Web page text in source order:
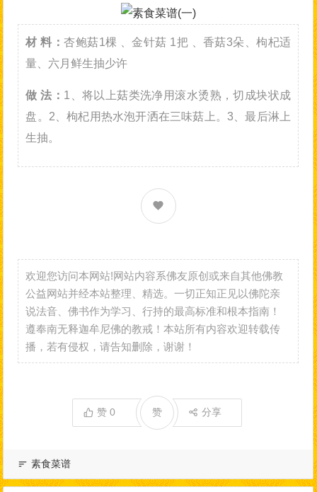
材 料：杏鲍菇1棵 、金针菇 1把 、香菇3朵、枸杞适
量、六月鲜生抽少许
做 法： 1、将以上菇类洗净用滚水烫熟，切成块状成
盘。2、枸杞用热水泡开洒在三味菇上。3、最后淋上
生抽。
欢迎您访问本网站!网站内容系佛友原创或来自其他佛教
公益网站并经本站整理、精选。一切正知正见以佛陀亲
说法音、佛书作为学习、行持的最高标准和根本指南！
遵奉南无释迦牟尼佛的教戒！本站所有内容欢迎转载传
播，若有侵权，请告知删除，谢谢！
赞0 分享
赞
素食菜谱